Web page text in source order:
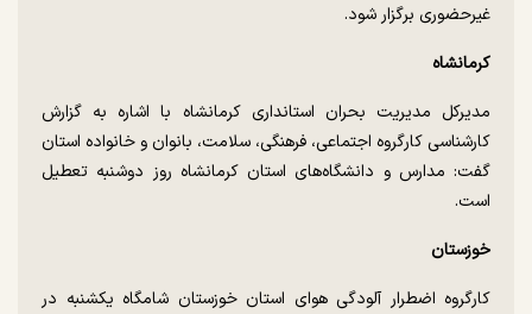
غیرحضوری برگزار شود.
کرمانشاه
مدیرکل مدیریت بحران استانداری کرمانشاه با اشاره به گزارش
کارشناسی کارگروه اجتماعی، فرهنگی، سلامت، بانوان و خانواده استان
گفت: مدارس و دانشگاه‌های استان کرمانشاه روز دوشنبه تعطیل
است.
خوزستان
کارگروه اضطرار آلودگی هوای استان خوزستان شامگاه یکشنبه در